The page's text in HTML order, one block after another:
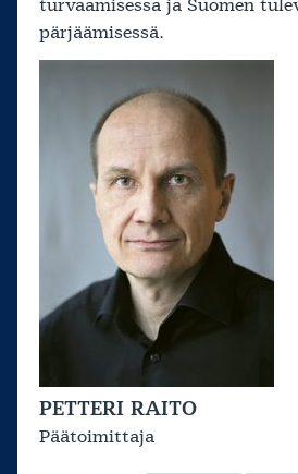
turvaamisessa ja Suomen
pärjäämisessä.
PETTERI RAITO
Päätoimittaja